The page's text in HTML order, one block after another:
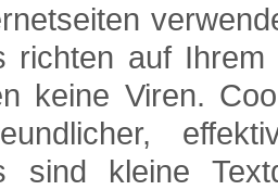
richten auf
keine Viren.
sind kleine